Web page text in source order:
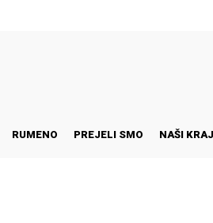
RUMENO PREJELI SMO NAŠI